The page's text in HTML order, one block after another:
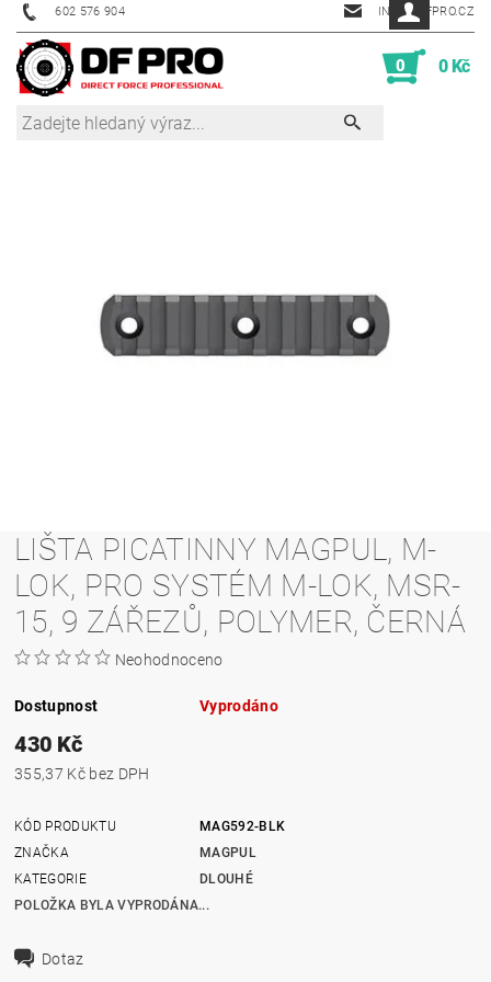
602 576 904 INFO@DFPRO.CZ
0 0 Kč
LIŠTA PICATINNY MAGPUL, M-
LOK, PRO SYSTÉM M-LOK, MSR-
15, 9 ZÁŘEZŮ, POLYMER, ČERNÁ
Neohodnoceno
Dostupnost Vyprodáno
430 Kč
355,37 Kč bez DPH
KÓD PRODUKTU
MAG592-BLK
ZNAČKA
MAGPUL
KATEGORIE
DLOUHÉ
POLOŽKA BYLA VYPRODÁNA...
Dotaz